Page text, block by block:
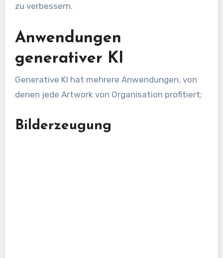
zu verbessern.
Anwendungen
generativer KI
Generative KI hat mehrere Anwendungen, von
denen jede Artwork von Organisation profitiert;
Bilderzeugung